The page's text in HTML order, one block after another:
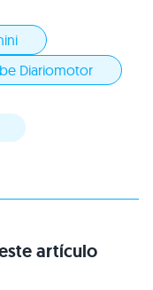
Diariomotor
artículo